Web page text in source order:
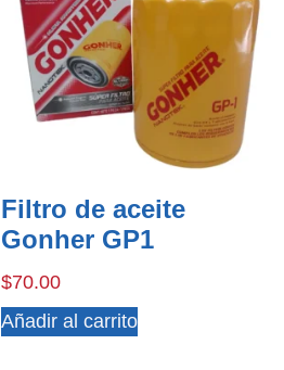
Filtro de aceite
Gonher GP1
$70.00
Añadir al carrito